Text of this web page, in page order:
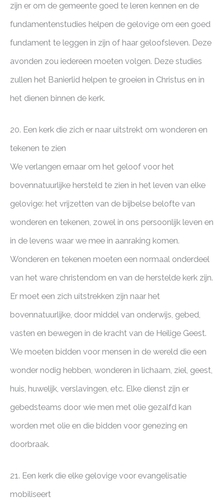
zijn er om de gemeente goed te leren kennen en de
fundamentenstudies helpen de gelovige om een goed
fundament te leggen in zijn of haar geloofsleven. Deze
avonden zou iedereen moeten volgen. Deze studies
zullen het Banierlid helpen te groeien in Christus en in
het dienen binnen de kerk.
20. Een kerk die zich er naar uitstrekt om wonderen en
tekenen te zien
We verlangen ernaar om het geloof voor het
bovennatuurlijke hersteld te zien in het leven van elke
gelovige: het vrijzetten van de bijbelse belofte van
wonderen en tekenen, zowel in ons persoonlijk leven en
in de levens waar we mee in aanraking komen.
Wonderen en tekenen moeten een normaal onderdeel
van het ware christendom en van de herstelde kerk zijn.
Er moet een zich uitstrekken zijn naar het
bovennatuurlijke, door middel van onderwijs, gebed,
vasten en bewegen in de kracht van de Heilige Geest.
We moeten bidden voor mensen in de wereld die een
wonder nodig hebben, wonderen in lichaam, ziel, geest,
huis, huwelijk, verslavingen, etc. Elke dienst zijn er
gebedsteams door wie men met olie gezalfd kan
worden met olie en die bidden voor genezing en
doorbraak.
21. Een kerk die elke gelovige voor evangelisatie
mobiliseert